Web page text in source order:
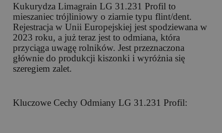
Kukurydza Limagrain LG 31.231 Profil to
mieszaniec trójliniowy o ziarnie typu flint/dent.
Rejestracja w Unii Europejskiej jest spodziewana w
2023 roku, a już teraz jest to odmiana, która
przyciąga uwagę rolników. Jest przeznaczona
głównie do produkcji kiszonki i wyróżnia się
szeregiem zalet.
Kluczowe Cechy Odmiany LG 31.231 Profil: